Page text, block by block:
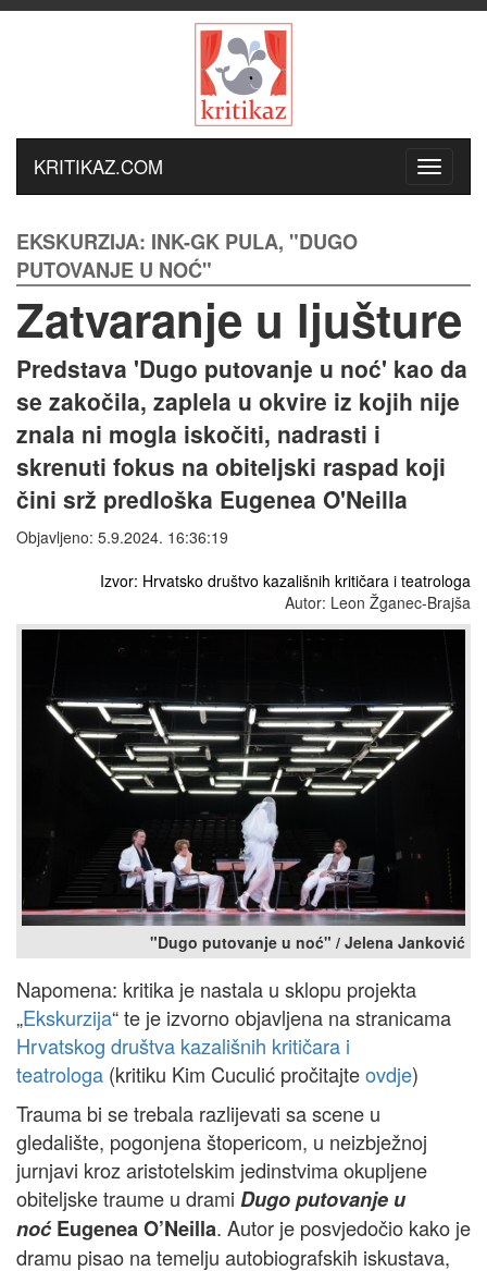
KRITIKAZ.COM
EKSKURZIJA: INK-GK PULA, "DUGO
PUTOVANJE U NOĆ"
Zatvaranje u ljušture
Predstava 'Dugo putovanje u noć' kao da
se zakočila, zaplela u okvire iz kojih nije
znala ni mogla iskočiti, nadrasti i
skrenuti fokus na obiteljski raspad koji
čini srž predloška Eugenea O'Neilla
Objavljeno: 5.9.2024. 16:36:19
Izvor: Hrvatsko društvo kazališnih kritičara i teatrologa
Autor: Leon Žganec-Brajša
"Dugo putovanje u noć" / Jelena Janković
Napomena: kritika je nastala u sklopu projekta
„Ekskurzija“ te je izvorno objavljena na stranicama
Hrvatskog društva kazališnih kritičara i
teatrologa (kritiku Kim Cuculić pročitajteovdje)
Trauma bi se trebala razlijevati sa scene u
gledalište, pogonjena štopericom, u neizbježnoj
jurnjavi kroz aristotelskim jedinstvima okupljene
obiteljske traume u drami Dugo putovanje u
noć Eugenea O’Neilla. Autor je posvjedočio kako je
dramu pisao na temelju autobiografskih iskustava,